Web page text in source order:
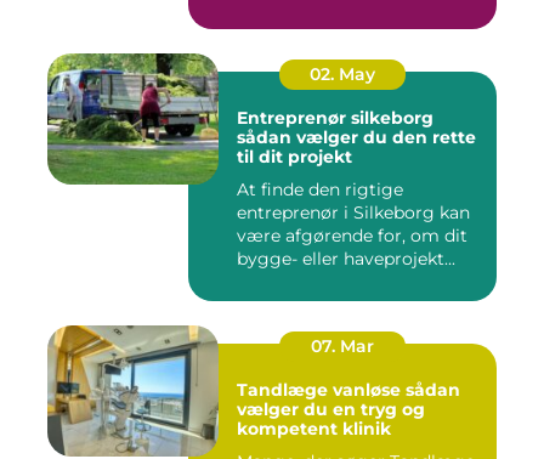
02. May
Entreprenør silkeborg
sådan vælger du den rette
til dit projekt
At finde den rigtige
entreprenør i Silkeborg kan
være afgørende for, om dit
bygge- eller haveprojekt...
07. Mar
Tandlæge vanløse sådan
vælger du en tryg og
kompetent klinik